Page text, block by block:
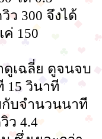
300 จึงได้
150
ดูเฉลี่ย ดูจนจบ
15 วินาที
กับจำนวนนาที
ว 4.4